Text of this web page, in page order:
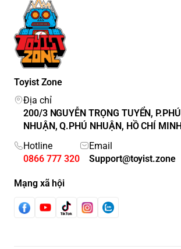
Toyist Zone
Địa chỉ
200/3 NGUYỄN TRỌNG TUYỂN, P.PHÚ
NHUẬN, Q.PHÚ NHUẬN, HỒ CHÍ MINH
Hotline
0866 777 320
Email
Support@toyist.zone
Mạng xã hội